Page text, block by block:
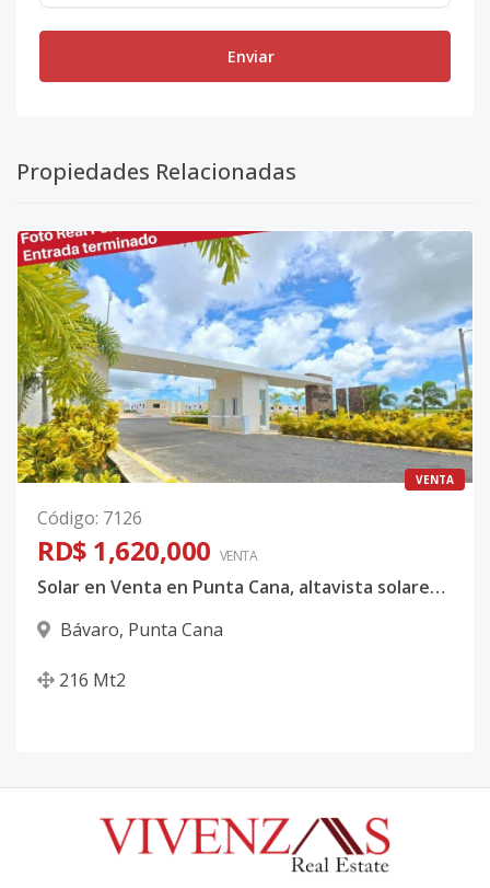
Enviar
Propiedades Relacionadas
VENTA
Código: 7126
RD$ 1,620,000 VENTA
Solar en Venta en Punta Cana, altavista solares etapa II.
Bávaro, Punta Cana
216 Mt2